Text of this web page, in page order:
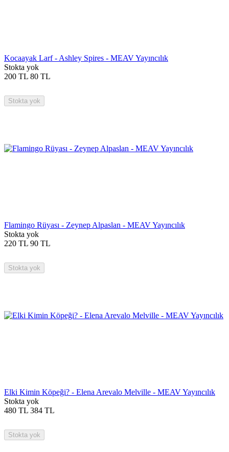
Kocaayak Larf - Ashley Spires - MEAV Yayıncılık
Stokta yok
200 TL 80 TL
Stokta yok
Flamingo Rüyası - Zeynep Alpaslan - MEAV Yayıncılık
Stokta yok
220 TL 90 TL
Stokta yok
Elki Kimin Köpeği? - Elena Arevalo Melville - MEAV Yayıncılık
Stokta yok
480 TL 384 TL
Stokta yok